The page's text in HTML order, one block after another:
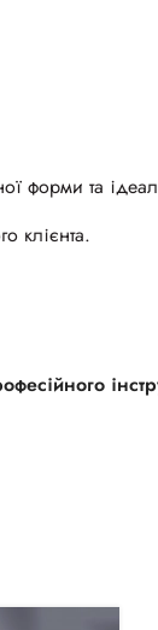
форми та
клієнта.